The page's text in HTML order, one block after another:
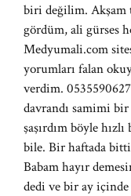
biri değilim. Akşam
gördüm, ali gürses
Medyumali.com
yorumları falan
verdim.
davrandı samimi
şaşırdım böyle
bile. Bir haftada bitti
Babam hayır
dedi ve bir ay